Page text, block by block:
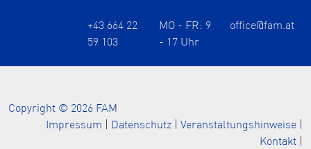
+43 664 22
59 103
MO - FR: 9
- 17 Uhr
office@fam.at
Copyright © 2026 FAM
Impressum
Datenschutz Veranstaltungshinweise
Kontakt